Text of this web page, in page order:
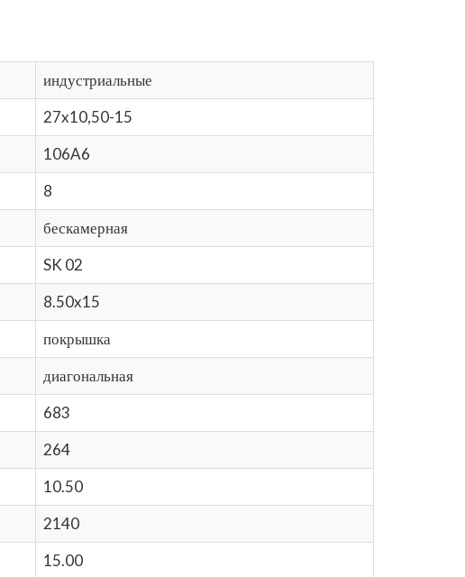
индустриальные
27x10,50-15
106A6
8
бескамерная
SK 02
8.50x15
покрышка
диагональная
683
264
10.50
2140
15.00